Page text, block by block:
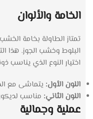
الخامة والألوان
تمتاز الطاولة بخامة
البلوط وخشب الجوز. هذا
اختيار النوع الذي يناسب
اللون الأول: يتماشى مع
اللون الثاني: مناسب
عملية وجمالية